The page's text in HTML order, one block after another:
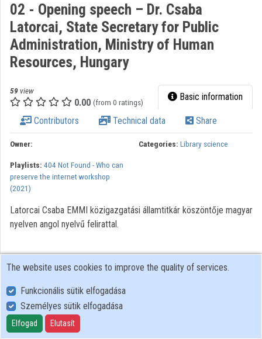
Contributors
Appearance:light
02 - Opening speech – Dr. Csaba
Latorcai, State Secretary for Public
Administration, Ministry of Human
Resources, Hungary
59 view
0.00 (from 0 ratings) Basic information
Contributors Technical data Share
Owner: Categories: Library science
Playlists: 404 Not Found - Who can
preserve the internet workshop
(2021)
Latorcai Csaba EMMI közigazgatási államtitkár köszöntője magyar
nyelven angol nyelvű felirattal.
User Policy
Adatkezelési tájékoztató (en)
Cookie Policy
The website uses cookies to improve the quality of services.
Funkcionális sütik elfogadása
Személyes sütik elfogadása
Elfogad Elutasít